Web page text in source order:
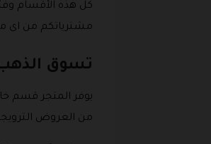
كل هذه الأقسام
مشترياتكم من اى
تسوق الذهب بأقل من
من العروض